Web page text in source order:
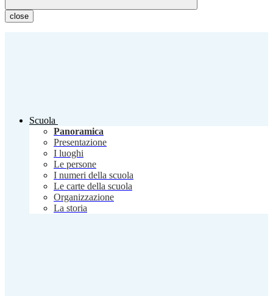
close
Scuola
Panoramica
Presentazione
I luoghi
Le persone
I numeri della scuola
Le carte della scuola
Organizzazione
La storia